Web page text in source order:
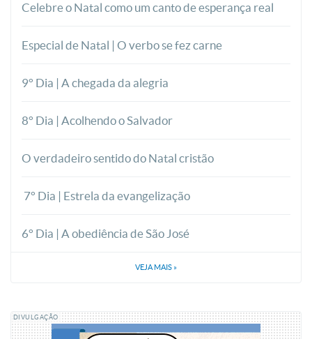
Celebre o Natal como um canto de esperança real
Especial de Natal | O verbo se fez carne
9° Dia | A chegada da alegria
8° Dia | Acolhendo o Salvador
O verdadeiro sentido do Natal cristão
7° Dia | Estrela da evangelização
6° Dia | A obediência de São José
VEJA MAIS »
DIVULGAÇÃO